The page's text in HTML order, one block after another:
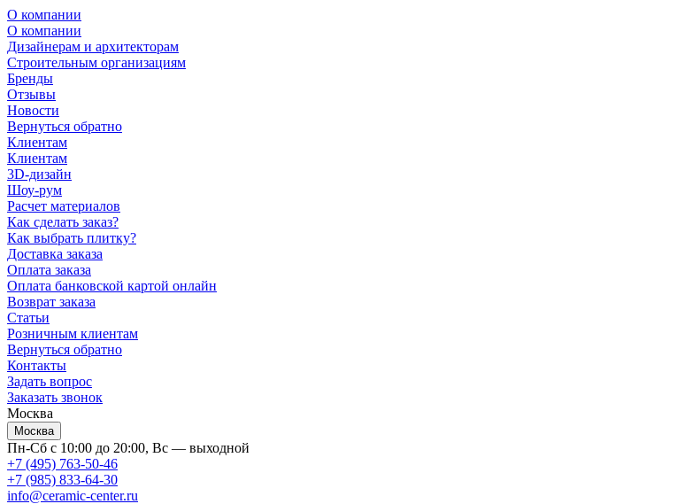
О компании
О компании
Дизайнерам и архитекторам
Строительным организациям
Бренды
Отзывы
Новости
Вернуться обратно
Клиентам
Клиентам
3D-дизайн
Шоу-рум
Расчет материалов
Как сделать заказ?
Как выбрать плитку?
Доставка заказа
Оплата заказа
Оплата банковской картой онлайн
Возврат заказа
Статьи
Розничным клиентам
Вернуться обратно
Контакты
Задать вопрос
Заказать звонок
Москва
Москва
Пн-Сб с 10:00 до 20:00, Вс — выходной
+7 (495) 763-50-46
+7 (985) 833-64-30
info@ceramic-center.ru